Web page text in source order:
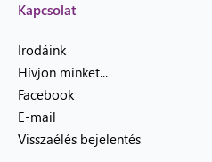
Kapcsolat
Irodáink
Hívjon minket...
Facebook
E-mail
Visszaélés bejelentés